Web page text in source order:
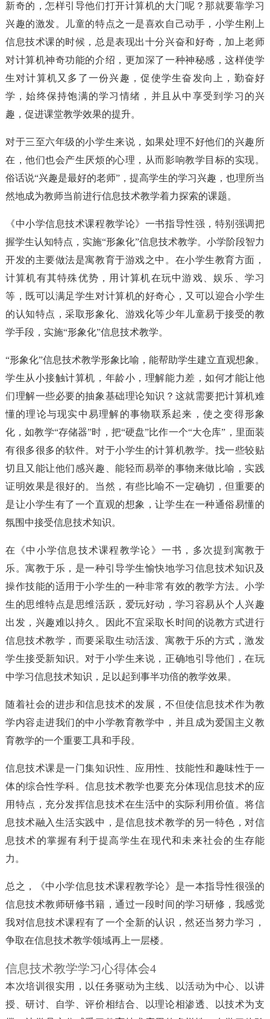
新奇的，怎样引导他们打开计算机的大门呢？那就要靠学习
兴趣的激发。儿童的特点之一是喜欢自己动手，小学生刚上
信息技术课的时候，总是表现出十分兴奋和好奇，加上老师
对计算机神奇功能的介绍，更加深了一种神秘感，这样使学
生对计算机又多了一份兴趣，促使学生奋发向上，勤奋好
学，始终保持饱满的学习情绪，并且从中享受到学习的兴
趣，促进课堂教学效果的提升。
对于三至六年级的小学生来说，如果处理不好他们的兴趣所
在，他们也会产生厌烦的心理，从而影响教学目标的实现。
俗话说“兴趣是最好的老师”，提高学生的学习兴趣，也理所当
然地成为教师当前进行信息技术教学着力探索的课题。
《中小学信息技术课程教学论》一书指导性强，特别强调把
握学生认知特点，实施“形象化”信息技术教学。小学阶段智力
开发的主要做法是寓教育于游戏之中。在小学生教育方面，
计算机有其特殊优势，用计算机在玩中游戏、娱乐、学习
等，既可以满足学生对计算机的好奇心，又可以迎合小学生
的认知特点，采取形象化、游戏化等少年儿童易于接受的教
学手段，实施“形象化”信息技术教学。
“形象化”信息技术教学形象比喻，能帮助学生建立直观想象。
学生从小接触计算机，年龄小，理解能力差，如何才能让他
们理解一些必要的抽象基础理论知识？这就需要把计算机难
懂的理论与现实中易理解的事物联系起来，使之变得形象
化，如教学“存储器”时，把“硬盘”比作一个“大仓库”，里面装
有很多很多的软件。对于小学生的计算机教学。找一些较贴
切且又能让他们感兴趣、能轻而易举的事物来做比喻，实践
证明效果是很好的。当然，有些比喻不一定确切，但重要的
是让小学生有了一个直观的想象，让学生在一种通俗易懂的
氛围中接受信息技术知识。
在《中小学信息技术课程教学论》一书，多次提到寓教于
乐。寓教于乐，是一种引导学生愉快地学习信息技术知识及
操作技能的适用于小学生的一种非常有效的教学方法。小学
生的思维特点是思维活跃，爱玩好动，学习容易从个人兴趣
出发，兴趣难以持久。因此不宜采取长时间的说教方式进行
信息技术教学，而要采取生动活泼、寓教于乐的方式，激发
学生接受新知识。对于小学生来说，正确地引导他们，在玩
中学习信息技术知识，足以起到事半功倍的教学效果。
随着社会的进步和信息技术的发展，不但使信息技术作为教
学内容走进我们的中小学教育教学中，并且成为爱国主义教
育教学的一个重要工具和手段。
信息技术课是一门集知识性、应用性、技能性和趣味性于一
体的综合性学科。信息技术教学也要充分体现信息技术的应
用特点，充分发挥信息技术在生活中的实际利用价值。将信
息技术融入生活实践中，是信息技术教学的另一特色，对信
息技术的掌握有利于提高学生在现代和未来社会的生存能
力。
总之，《中小学信息技术课程教学论》是一本指导性很强的
信息技术教师研修书籍，通过一段时间的学习研修，我感觉
我对信息技术课程有了一个全新的认识，然还当努力学习，
争取在信息技术教学领域再上一层楼。
信息技术教学学习心得体会4
本次培训很实用，以任务驱动为主线、以活动为中心、以讲
授、研讨、自学、评价相结合、以理论相渗透、以技术为支